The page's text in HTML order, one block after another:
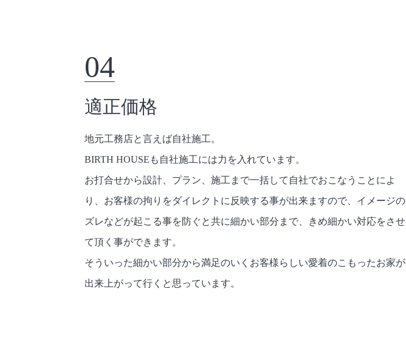
04
適正価格
地元工務店と言えば自社施工。
BIRTH HOUSEも自社施工には力を入れています。
お打合せから設計、プラン、施工まで一括して自社でおこなうことによ
り、お客様の拘りをダイレクトに反映する事が出来ますので、イメージの
ズレなどが起こる事を防ぐと共に細かい部分まで、きめ細かい対応をさせ
て頂く事ができます。
そういった細かい部分から満足のいくお客様らしい愛着のこもったお家が
出来上がって行くと思っています。